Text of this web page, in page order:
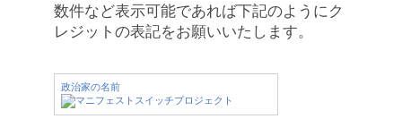
数件など表示可能であれば下記のようにク
レジットの表記をお願いいたします。
政治家の名前